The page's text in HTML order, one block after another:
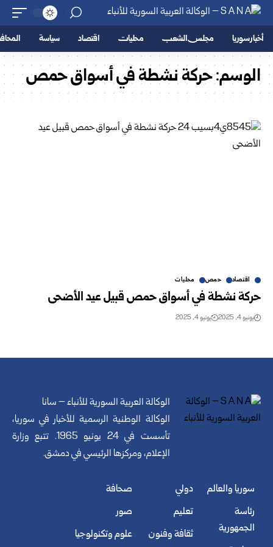
أخبار سوريا مجلس الشعب محليات اقتصاد سياسة
الوسم:حركة نشطة في أسواق حمص
اقتصاد حمص محليات
حركة نشطة في أسواق حمص قبيل عيد الأضحى
يونيو 4, 2025 يونيو 4, 2025
الوكالة العربية السورية للأنباء – سانا
الوكالة الوطنية الرسمية للأخبار في سوريا،
تأسست في 24 يونيو 1965. تتبع وزارة
الإعلام، ومركزها الرئيسي في دمشق.
سوريا والعالم
رئاسة
الجمهورية
دولي
تعليم
ثقافة وفنون
صحافة
صور
علوم وتكنولوجيا